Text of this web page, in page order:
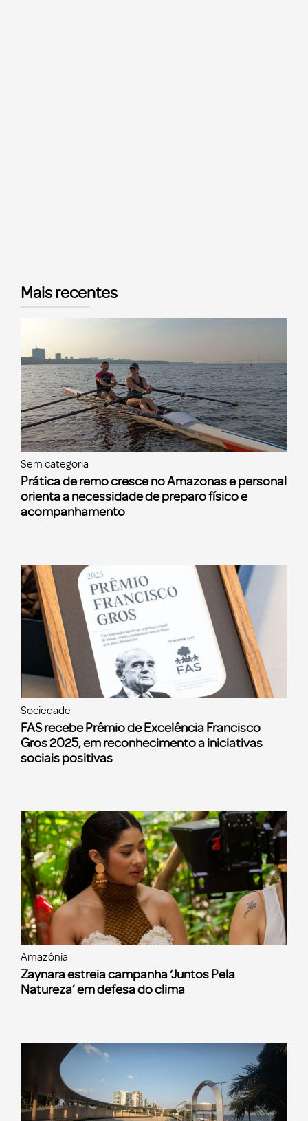
Mais recentes
Sem categoria
Prática de remo cresce no Amazonas e personal
orienta a necessidade de preparo físico e
acompanhamento
Sociedade
FAS recebe Prêmio de Excelência Francisco
Gros 2025, em reconhecimento a iniciativas
sociais positivas
Amazônia
Zaynara estreia campanha ‘Juntos Pela
Natureza’ em defesa do clima